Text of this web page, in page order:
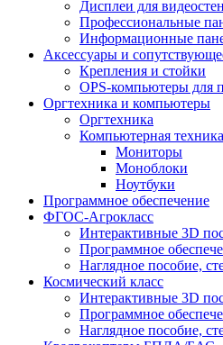
Дисплеи для видеостен
Профессиональные
Информационные
Аксессуары и
Крепления и стойки
OPS-компьютеры для
Оргтехника и компьютеры
Оргтехника
Компьютерная техника
Мониторы
Моноблоки
Ноутбуки
Программное обеспечение
ФГОС-Агрокласс
Интерактивные 3D
Программное
Наглядное пособие,
Космический класс
Интерактивные 3D
Программное
Наглядное пособие,